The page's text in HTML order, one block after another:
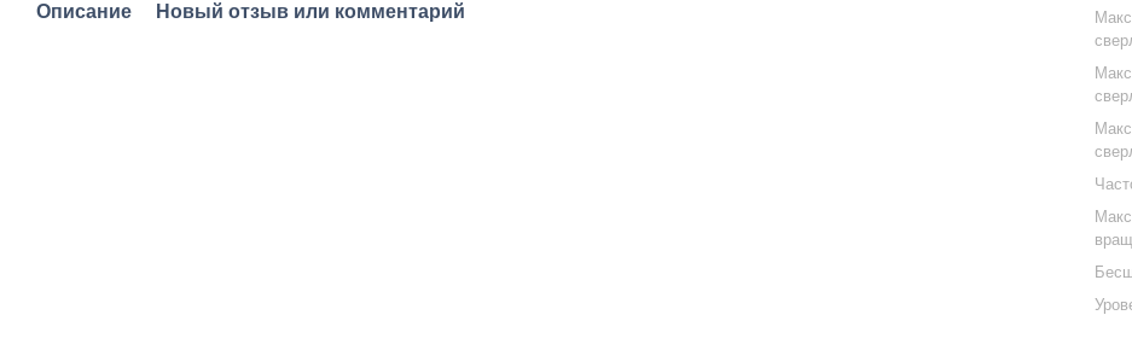
Описание Новый отзыв или комментарий